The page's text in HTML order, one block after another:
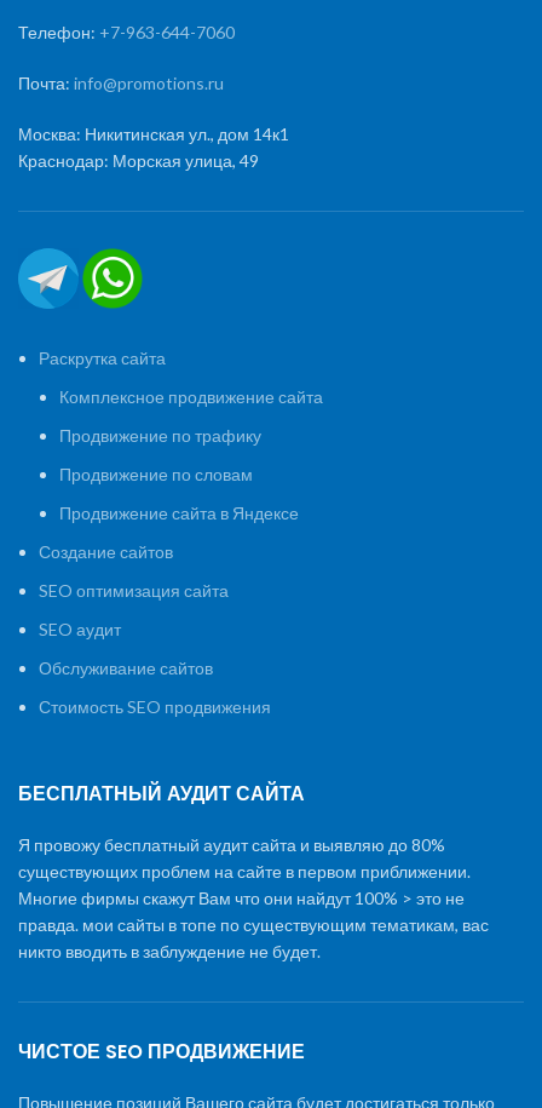
Телефон: +7-963-644-7060
Почта: info@promotions.ru
Москва: Никитинская ул., дом 14к1
Краснодар: Морская улица, 49
Раскрутка сайта
Комплексное продвижение сайта
Продвижение по трафику
Продвижение по словам
Продвижение сайта в Яндексе
Создание сайтов
SEO оптимизация сайта
SEO аудит
Обслуживание сайтов
Стоимость SEO продвижения
БЕСПЛАТНЫЙ АУДИТ САЙТА
Я провожу бесплатный аудит сайта и выявляю до 80%
существующих проблем на сайте в первом приближении.
Многие фирмы скажут Вам что они найдут 100% > это не
правда. мои сайты в топе по существующим тематикам, вас
никто вводить в заблуждение не будет.
ЧИСТОЕ SEO ПРОДВИЖЕНИЕ
Повышение позиций Вашего сайта будет достигаться только